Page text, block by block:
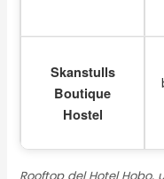
Skanstulls
Boutique
Hostel